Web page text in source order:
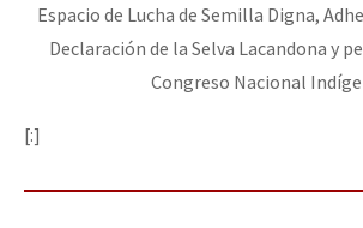
Espacio de Lucha de Semilla Digna,
Declaración de la Selva Lacandona y
Congreso Nacional
[:]